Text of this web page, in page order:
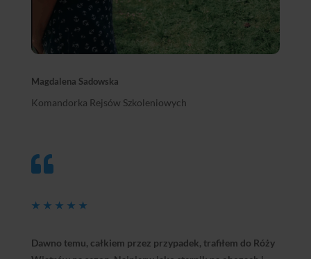
Magdalena Sadowska
Komandorka Rejsów Szkoleniowych

★ ★ ★ ★ ★
Dawno temu, całkiem przez przypadek, trafiłem do Róży